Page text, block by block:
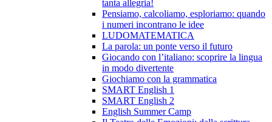
tanta allegria!
Pensiamo, calcoliamo, esploriamo: quando
i numeri incontrano le idee
LUDOMATEMATICA
La parola: un ponte verso il futuro
Giocando con l’italiano: scoprire la lingua
in modo divertente
Giochiamo con la grammatica
SMART English 1
SMART English 2
English Summer Camp